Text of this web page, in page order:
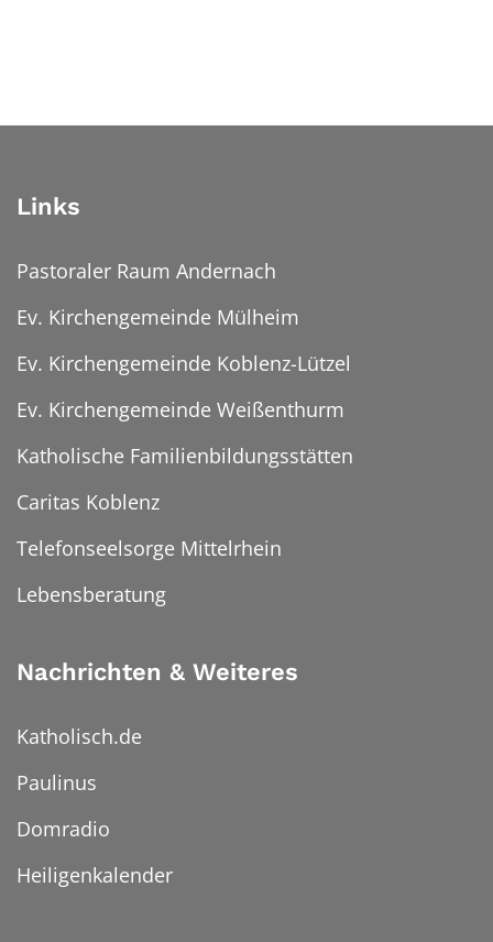
Links
Pastoraler Raum Andernach
Ev. Kirchengemeinde Mülheim
Ev. Kirchengemeinde Koblenz-Lützel
Ev. Kirchengemeinde Weißenthurm
Katholische Familienbildungsstätten
Caritas Koblenz
Telefonseelsorge Mittelrhein
Lebensberatung
Nachrichten & Weiteres
Katholisch.de
Paulinus
Domradio
Heiligenkalender